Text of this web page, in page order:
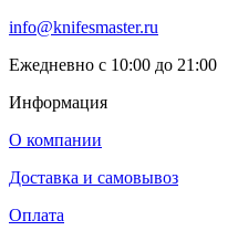
info@knifesmaster.ru
Ежедневно с 10:00 до 21:00
Информация
О компании
Доставка и самовывоз
Оплата